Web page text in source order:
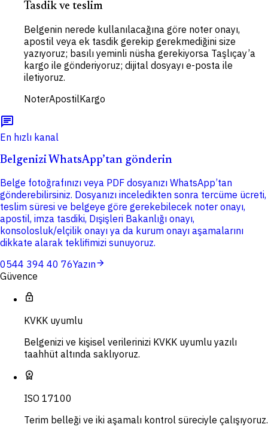
Tasdik ve teslim
Belgenin nerede kullanılacağına göre noter onayı,
apostil veya ek tasdik gerekip gerekmediğini size
yazıyoruz; basılı yeminli nüsha gerekiyorsa Taşlıçay’a
kargo ile gönderiyoruz; dijital dosyayı e-posta ile
iletiyoruz.
NoterApostilKargo
chat
En hızlı kanal
Belgenizi WhatsApp’tan gönderin
Belge fotoğrafınızı veya PDF dosyanızı WhatsApp’tan
gönderebilirsiniz. Dosyanızı inceledikten sonra tercüme ücreti,
teslim süresi ve belgeye göre gerekebilecek noter onayı,
apostil, imza tasdiki, Dışişleri Bakanlığı onayı,
konsolosluk/elçilik onayı ya da kurum onayı aşamalarını
dikkate alarak teklifimizi sunuyoruz.
0544 394 40 76Yazınarrow_forward
Güvence
lock
KVKK uyumlu
Belgenizi ve kişisel verilerinizi KVKK uyumlu yazılı
taahhüt altında saklıyoruz.
workspace_premium
ISO 17100
Terim belleği ve iki aşamalı kontrol süreciyle çalışıyoruz.